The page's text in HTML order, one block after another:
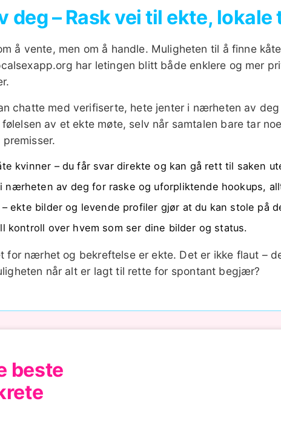
– Rask vei til ekte, lokale
å vente, men om å handle. Muligheten til å finne
har letingen blitt både enklere og mer
chatte med verifiserte, hete jenter i nærheten av
av et ekte møte, selv når samtalen bare tar
kvinner – du får svar direkte og kan gå rett til saken
nærheten av deg for raske og uforpliktende hookups,
ekte bilder og levende profiler gjør at du kan stole på
kontroll over hvem som ser dine bilder og status.
for nærhet og bekreftelse er ekte. Det er ikke flaut –
når alt er lagt til rette for spontant begjær?
beste